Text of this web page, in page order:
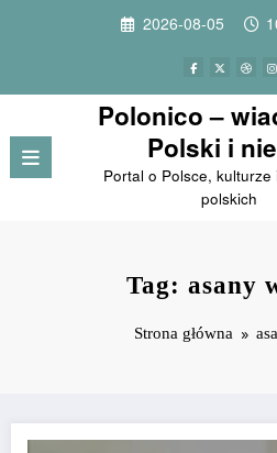
2026-08-05
Polonico –
Polski i
Portal o Polsce, kulturze
polskich
Tag: asany
Strona główna